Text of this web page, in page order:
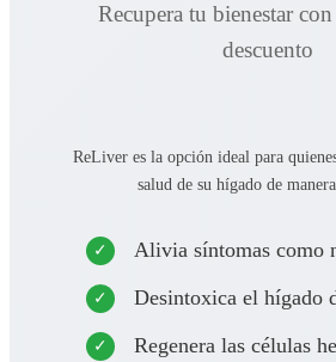
Recupera tu bienestar
descuento
ReLiver es la opción ideal para
salud de su hígado de
Alivia síntomas como
Desintoxica el hígado
Regenera las células